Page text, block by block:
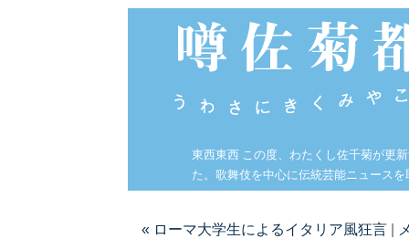
東西東西 この度、わたくし佐千菊が更
た。歌舞伎を中心に伝統芸能ニュース
« ローマ大学生によるイタリア風狂言